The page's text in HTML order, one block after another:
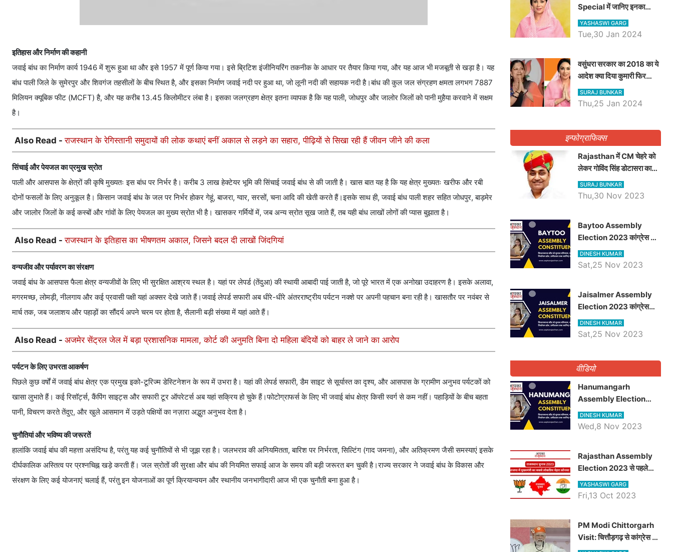
इतिहास और निर्माण की कहानी
जवाई बांध का निर्माण कार्य 1946 में शुरू हुआ था और इसे 1957 में पूर्ण किया गया। इसे ब्रिटिश इंजीनियरिंग तकनीक के आधार पर तैयार किया गया, और यह आज भी मजबूती से खड़ा है। यह
बांध पाली जिले के सुमेरपुर और शिवगंज तहसीलों के बीच स्थित है, और इसका निर्माण जवाई नदी पर हुआ था, जो लूनी नदी की सहायक नदी है।बांध की कुल जल संग्रहण क्षमता लगभग 7887
मिलियन क्यूबिक फीट (MCFT) है, और यह करीब 13.45 किलोमीटर लंबा है। इसका जलग्रहण क्षेत्र इतना व्यापक है कि यह पाली, जोधपुर और जालोर जिलों को पानी मुहैया करवाने में सक्षम
है।
Also Read -राजस्थान के रेगिस्तानी समुदायों की लोक कथाएं बनीं अकाल से लड़ने का सहारा, पीढ़ियों से सिखा रही हैं जीवन जीने की कला
सिंचाई और पेयजल का प्रमुख स्रोत
पाली और आसपास के क्षेत्रों की कृषि मुख्यतः इस बांध पर निर्भर है। करीब 3 लाख हेक्टेयर भूमि की सिंचाई जवाई बांध से की जाती है। खास बात यह है कि यह क्षेत्र मुख्यतः खरीफ और रबी
दोनों फसलों के लिए अनुकूल है। किसान जवाई बांध के जल पर निर्भर होकर गेहूं, बाजरा, ग्वार, सरसों, चना आदि की खेती करते हैं।इसके साथ ही, जवाई बांध पाली शहर सहित जोधपुर, बाड़मेर
और जालोर जिलों के कई कस्बों और गांवों के लिए पेयजल का मुख्य स्रोत भी है। खासकर गर्मियों में, जब अन्य स्रोत सूख जाते हैं, तब यही बांध लाखों लोगों की प्यास बुझाता है।
Also Read -राजस्थान के इतिहास का भीषणतम अकाल, जिसने बदल दी लाखों जिंदगियां
वन्यजीव और पर्यावरण का संरक्षण
जवाई बांध के आसपास फैला क्षेत्र वन्यजीवों के लिए भी सुरक्षित आश्रय स्थल है। यहां पर लेपर्ड (तेंदुआ) की स्थायी आबादी पाई जाती है, जो पूरे भारत में एक अनोखा उदाहरण है। इसके अलावा,
मगरमच्छ, लोमड़ी, नीलगाय और कई प्रवासी पक्षी यहां अक्सर देखे जाते हैं।जवाई लेपर्ड सफारी अब धीरे-धीरे अंतरराष्ट्रीय पर्यटन नक्शे पर अपनी पहचान बना रही है। खासतौर पर नवंबर से
मार्च तक, जब जलाशय और पहाड़ों का सौंदर्य अपने चरम पर होता है, सैलानी बड़ी संख्या में यहां आते हैं।
Also Read - अजमेर सेंट्रल जेल में बड़ा प्रशासनिक मामला, कोर्ट की अनुमति बिना दो महिला बंदियों को बाहर ले जाने का आरोप
पर्यटन के लिए उभरता आकर्षण
पिछले कुछ वर्षों में जवाई बांध क्षेत्र एक प्रमुख इको-टूरिज्म डेस्टिनेशन के रूप में उभरा है। यहां की लेपर्ड सफारी, डैम साइट से सूर्यास्त का दृश्य, और आसपास के ग्रामीण अनुभव पर्यटकों को
खासा लुभाते हैं। कई रिसॉर्ट्स, कैंपिंग साइट्स और सफारी टूर ऑपरेटर्स अब यहां सक्रिय हो चुके हैं।फोटोग्राफर्स के लिए भी जवाई बांध क्षेत्र किसी स्वर्ग से कम नहीं। पहाड़ियों के बीच बहता
पानी, विचरण करते तेंदुए, और खुले आसमान में उड़ते पक्षियों का नज़ारा अद्भुत अनुभव देता है।
चुनौतियां और भविष्य की जरूरतें
हालांकि जवाई बांध की महत्ता असंदिग्ध है, परंतु यह कई चुनौतियों से भी जूझ रहा है। जलभराव की अनियमितता, बारिश पर निर्भरता, सिल्टिंग (गाद जमना), और अतिक्रमण जैसी समस्याएं इसके
दीर्घकालिक अस्तित्व पर प्रश्नचिह्न खड़े करती हैं। जल स्रोतों की सुरक्षा और बांध की नियमित सफाई आज के समय की बड़ी जरूरत बन चुकी है।राज्य सरकार ने जवाई बांध के विकास और
संरक्षण के लिए कई योजनाएं चलाई हैं, परंतु इन योजनाओं का पूर्ण क्रियान्वयन और स्थानीय जनभागीदारी आज भी एक चुनौती बना हुआ है।
Special में जानिए इनका
राजकुमारी से राजस्थान की
डिप्टी सीएम बनने तक का सफर,
YASHASWI GARG
Tue,30 Jan 2024
वसुंधरा सरकार का 2018 का ये
आदेश क्या दिया कुमारी फिर
करेंगी लागू? कांग्रेस सरकार ने
किया था निरस्त
SURAJ BUNKAR
Thu,25 Jan 2024
इन्फोग्राफिक्स
Rajasthan में CM चेहरे को
लेकर गोविंद सिंह डोटासरा का
बड़ा बयान आया सामने, जानें
विचार
SURAJ BUNKAR
Thu,30 Nov 2023
Baytoo Assembly
Election 2023 कांग्रेस से
हरीश चौधरी तो बालाराम मुंड होंगे
भाजपा उम्मीदवार, जानिये बायतू
DINESH KUMAR
Sat,25 Nov 2023
​​​​​​​Jaisalmer Assembly
Election 2023 कांग्रेस
रूपा राम मेघवाल तो छोटु सिंह
भाटी होंगे भाजपा उम्मीदवार,
DINESH KUMAR
Sat,25 Nov 2023
वीडियो
Hanumangarh
Assembly Election
2023 कांग्रेस से विनोद कुमार
चौधरी तो अमित चौधरी
ताजा समीकरण
DINESH KUMAR
Wed,8 Nov 2023
Rajasthan Assembly
Election 2023 से पहले
जानिए भाजपा में मुख्यमंत्री का
सबसे लोकप्रिय चेहरा कौनसा ?
YASHASWI GARG
Fri,13 Oct 2023
PM Modi Chittorgarh
Visit: चित्तौड़गढ़ से कांग्रेस पर
जमकर गरजे पीएम मोदी, जाने